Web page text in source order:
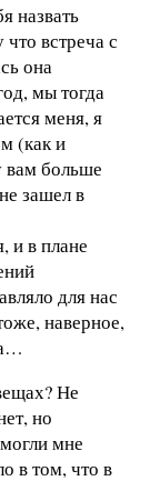
назвать
встреча с
она
мы тогда
меня, я
(как и
вам больше
зашел в
и в плане
для нас
наверное,
Не
но
мне
в том, что в